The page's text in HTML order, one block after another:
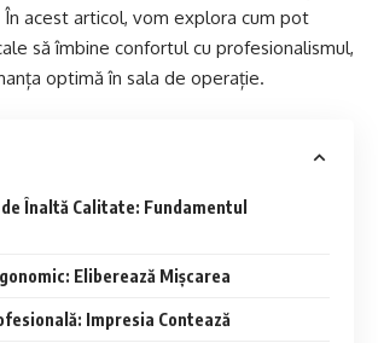
acest articol, vom explora cum pot
să îmbine confortul cu profesionalismul,
optimă în sala de operație.
Înaltă Calitate: Fundamentul
Eliberează Mișcarea
Impresia Contează